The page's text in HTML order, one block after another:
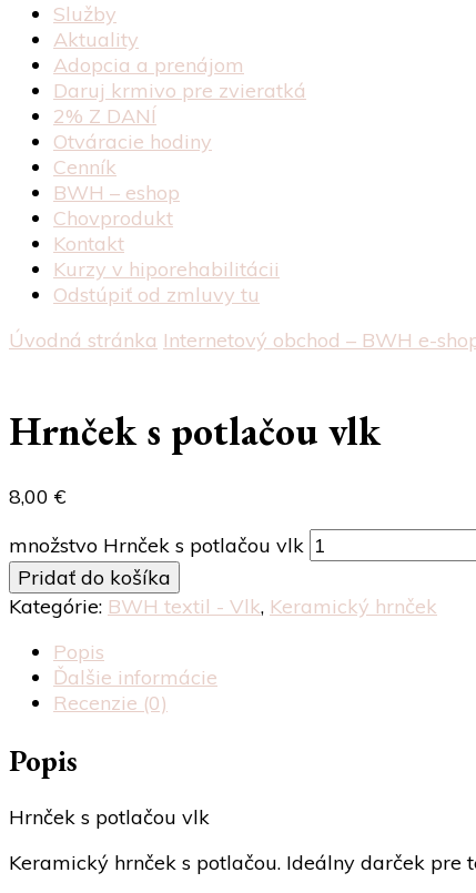
Služby
Aktuality
Adopcia a prenájom
Daruj krmivo pre zvieratká
2% Z DANÍ
Otváracie hodiny
Cenník
BWH – eshop
Chovprodukt
Kontakt
Kurzy v hiporehabilitácii
Odstúpiť od zmluvy tu
Úvodná stránka Internetový obchod – BWH e-
Hrnček s potlačou vlk
8,00 €
množstvo Hrnček s potlačou vlk
Pridať do košíka
Kategórie: BWH textil - Vlk, Keramický hrnček
Popis
Ďalšie informácie
Recenzie (0)
Popis
Hrnček s potlačou vlk
Keramický hrnček s potlačou. Ideálny darček